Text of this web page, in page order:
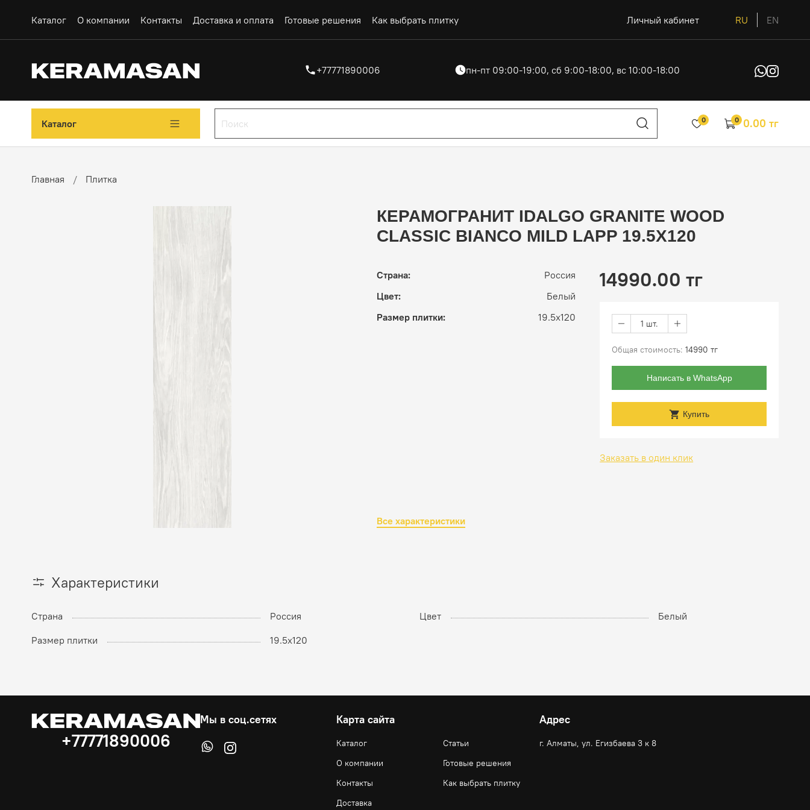
Каталог О компании Контакты Доставка и оплата Готовые решения Как выбрать плитку Личный кабинет RU EN
+77771890006 пн-пт 09:00-19:00, сб 9:00-18:00, вс 10:00-18:00
Каталог 0 0 0.00 тг
Главная Плитка
КЕРАМОГРАНИТ IDALGO GRANITE WOOD
CLASSIC BIANCO MILD LAPP 19.5X120
14990.00 тг
1 шт.
Общая стоимость: 14990 тг
Написать в WhatsApp
Купить
Заказать в один клик
Страна:
Россия
Цвет:
Белый
Размер плитки:
19.5x120
Все характеристики
Характеристики
Страна Россия Цвет
Белый
Размер плитки
19.5x120
+77771890006
Мы в соц.сетях Карта сайта
Каталог
О компании
Контакты
Доставка
Статьи
Готовые решения
Как выбрать плитку
Адрес
г. Алматы, ул. Егизбаева 3 к 8